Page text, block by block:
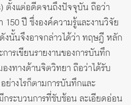
ตั้งแต่อดีตจนถึงปัจจุบัน ถือว่า
150 ปี ซึ่งองค์ความรู้และงานวิจัย
งนั้นจึงอาจกล่าวได้ว่า ทฤษฎี หลัก
ารเขียนรายงานของการบันทึก
งทางด้านจิตวิทยา ถือว่าได้รับ
ย่างไรก็ตามการบันทึกและ
ระบวนการที่ซับซ้อน ละเอียดอ่อน